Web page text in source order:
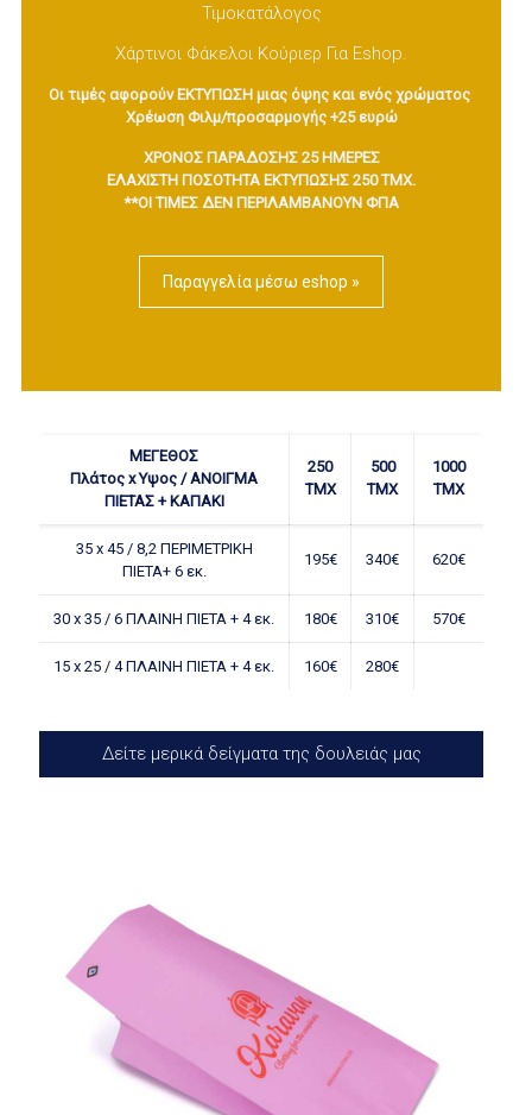
Τιμοκατάλογος
Χάρτινοι Φάκελοι Κούριερ Για Eshop.
Οι τιμές αφορούν ΕΚΤΥΠΩΣΗ μιας όψης και ενός χρώματος
Χρέωση Φιλμ/προσαρμογής +25 ευρώ
ΧΡΟΝΟΣ ΠΑΡΑΔΟΣΗΣ 25 ΗΜΕΡΕΣ
ΕΛΑΧΙΣΤΗ ΠΟΣΟΤΗΤΑ ΕΚΤΥΠΩΣΗΣ 250 ΤΜΧ.
**ΟΙ ΤΙΜΕΣ ΔΕΝ ΠΕΡΙΛΑΜΒΑΝΟΥΝ ΦΠΑ
Παραγγελία μέσω eshop »
ΜΕΓΕΘΟΣ
Πλάτος x Υψος / ΑΝΟΙΓΜΑ
ΠΙΕΤΑΣ + ΚΑΠΑΚΙ
250
ΤΜΧ
500
ΤΜΧ
1000
ΤΜΧ
35 x 45 / 8,2 ΠΕΡΙΜΕΤΡΙΚΗ
ΠΙΕΤΑ+ 6 εκ.
195€ 340€ 620€
30 x 35 / 6 ΠΛΑΙΝΗ ΠΙΕΤΑ + 4 εκ. 180€ 310€ 570€
15 x 25 / 4 ΠΛΑΙΝΗ ΠΙΕΤΑ + 4 εκ. 160€ 280€
Δείτε μερικά δείγματα της δουλειάς μας